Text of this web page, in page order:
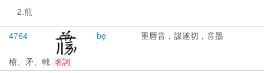
2.煎
4764 bẹ 重唇音，謀遂切，音墨
槍、矛、戟 名詞